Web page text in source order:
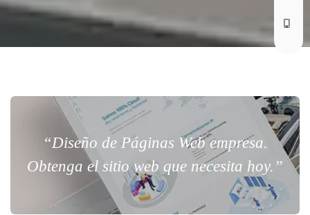
“Diseño de Páginas Web empresa.
Obtenga el sitio web que necesita hoy.”